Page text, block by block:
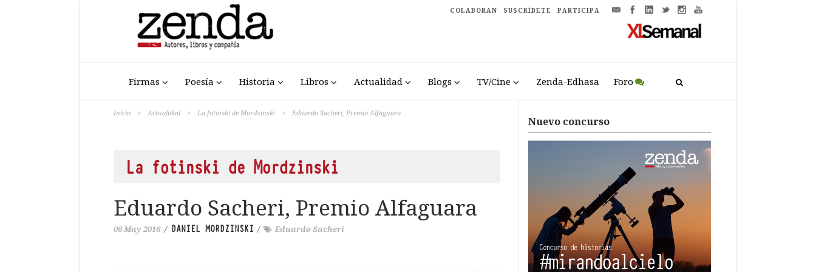
COLABORAN SUSCRÍBETE PARTICIPA
Firmas Poesía Historia Libros Actualidad Blogs TV/Cine Zenda-Edhasa Foro
Inicio > Actualidad > La fotinski de Mordzinski > Eduardo Sacheri, Premio Alfaguara
La fotinski de Mordzinski
Eduardo Sacheri, Premio Alfaguara
06 May 2016 / DANIEL MORDZINSKI / Eduardo Sacheri
Nuevo concurso